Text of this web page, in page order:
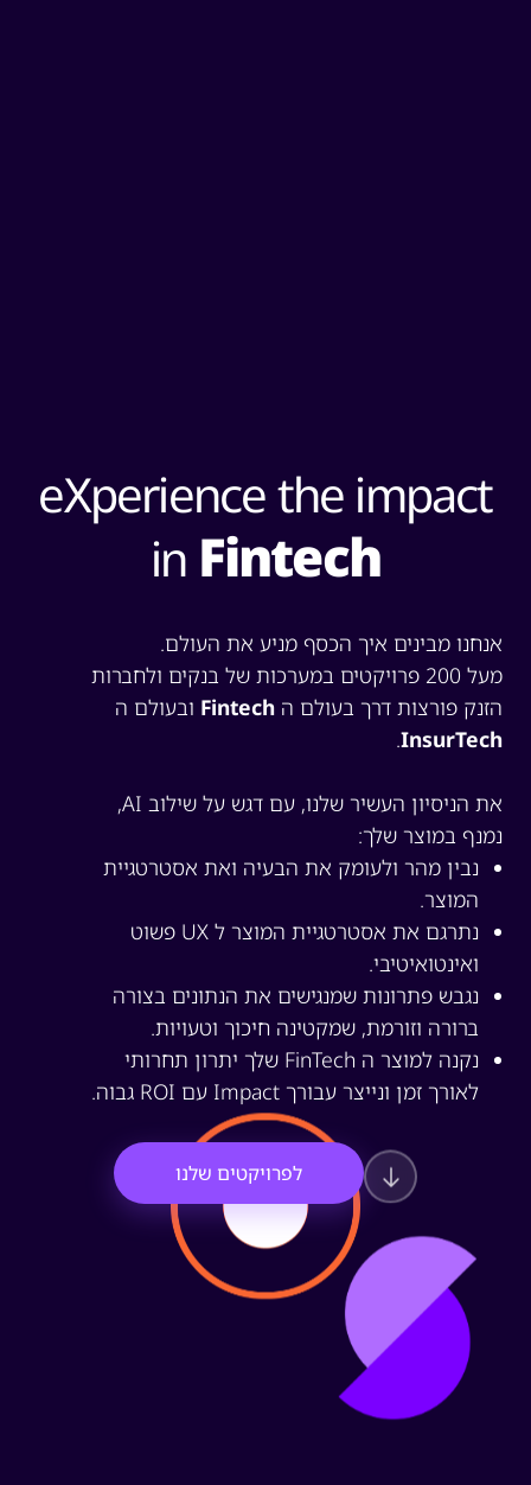
eXperience the impact
inFintech
מבינים איך הכסף מניע את העולם.
מעל 200 פרויקטים במערכות של בנקים ולחברות
פורצות דרך בעולם הFintechובעולם ה
.
את הניסיון העשיר שלנו, עם דגש על שילוב AI,
במוצר שלך:
נבין מהר ולעומק את הבעיה ואת אסטרטגיית
המוצר.
נתרגם את אסטרטגיית המוצר ל UX פשוט
ואינטואיטיבי.
נגבש פתרונות שמנגישים את הנתונים בצורה
ברורה וזורמת, שמקטינה חיכוך וטעויות.
נקנה למוצר ה FinTech שלך יתרון תחרותי
לאורך זמן ונייצר עבורך Impact עם ROI גבוה.
לפרויקטים שלנו